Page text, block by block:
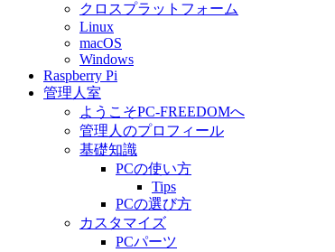
クロスプラットフォーム
Linux
macOS
Windows
Raspberry Pi
管理人室
ようこそPC-FREEDOMへ
管理人のプロフィール
基礎知識
PCの使い方
Tips
PCの選び方
カスタマイズ
PCパーツ